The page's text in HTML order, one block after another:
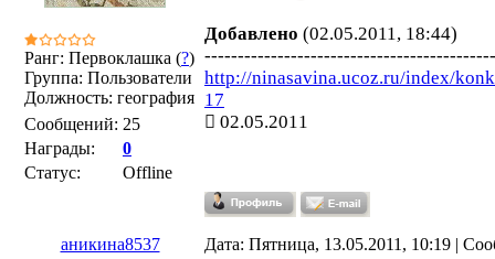
Ранг: Первоклашка (?)
Группа: Пользователи
Должность: география
Сообщений: 25
Награды:
0
Статус:
Offline
Добавлено (02.05.2011, 18:44)
http://ninasavina.ucoz.ru/index/
17
02.05.2011
аникина8537
Дата: Пятница, 13.05.2011, 10:19 |